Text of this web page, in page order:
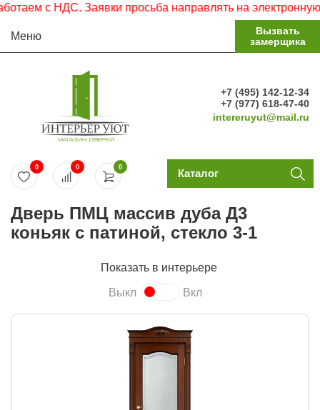
с НДС. Заявки просьба направлять на электронную
Меню
Вызвать
замерщика
+7 (495) 142-12-34
+7 (977) 618-47-40
intereruyut@mail.ru
0
0 0 Каталог
Дверь ПМЦ массив дуба Д3
коньяк с патиной, стекло 3-1
Показать в интерьере
Выкл Вкл